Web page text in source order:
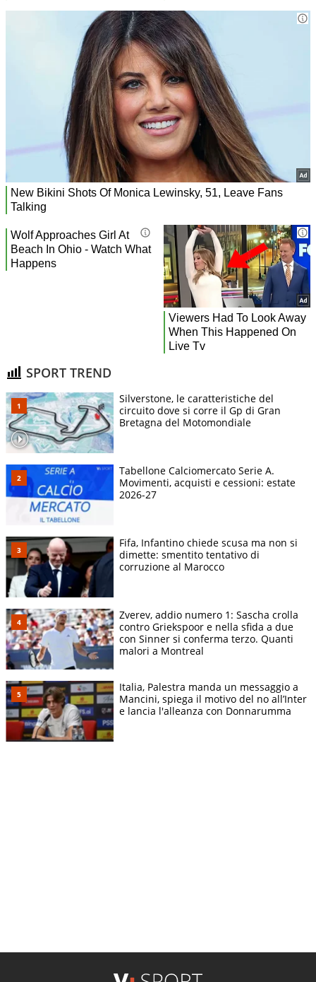
SPORT TREND
Silverstone, le caratteristiche del
circuito dove si corre il Gp di Gran
Bretagna del Motomondiale
Tabellone Calciomercato Serie A.
Movimenti, acquisti e cessioni: estate
2026-27
Fifa, Infantino chiede scusa ma non si
dimette: smentito tentativo di
corruzione al Marocco
Zverev, addio numero 1: Sascha crolla
contro Griekspoor e nella sfida a due
con Sinner si conferma terzo. Quanti
malori a Montreal
Italia, Palestra manda un messaggio a
Mancini, spiega il motivo del no all’Inter
e lancia l'alleanza con Donnarumma